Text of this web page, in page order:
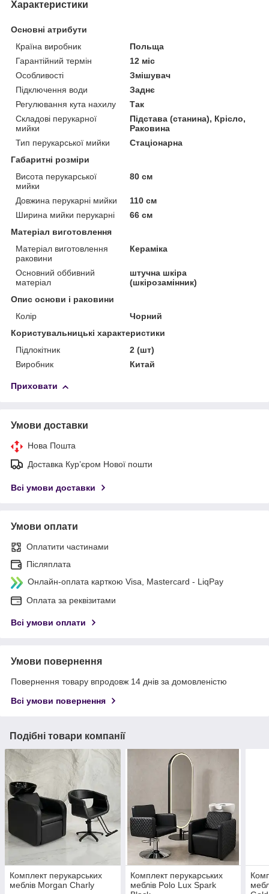
Характеристики
Основні атрибути
Країна виробник
Польща
Гарантійний термін
12 міс
Особливості
Змішувач
Підключення води
Заднє
Регулювання кута нахилу
Так
Складові перукарної
мийки
Підстава (станина), Крісло,
Раковина
Тип перукарської мийки
Стаціонарна
Габаритні розміри
Висота перукарської
мийки
80 см
Довжина перукарні мийки
110 см
Ширина мийки перукарні
66 см
Матеріал виготовлення
Матеріал виготовлення
раковини
Кераміка
Основний оббивний
матеріал
штучна шкіра
(шкірозамінник)
Опис основи і раковини
Колір
Чорний
Користувальницькі характеристики
Підлокітник
2 (шт)
Виробник
Китай
Приховати
Умови доставки
Нова Пошта
Доставка Курʼєром Нової пошти
Всі умови доставки
Умови оплати
Оплатити частинами
Післяплата
Онлайн-оплата карткою Visa, Mastercard - LiqPay
Оплата за реквізитами
Всі умови оплати
Умови повернення
Повернення товару впродовж 14 днів за домовленістю
Всі умови повернення
Подібні товари компанії
Комплект перукарських
меблів Morgan Charly
Комплект перукарських
меблів Polo Lux Spark